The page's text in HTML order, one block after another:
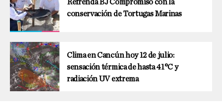
Refrenda BJ Compromiso con la
conservación de Tortugas Marinas
Clima en Cancún hoy 12 de julio:
sensación térmica de hasta 41°C y
radiación UV extrema